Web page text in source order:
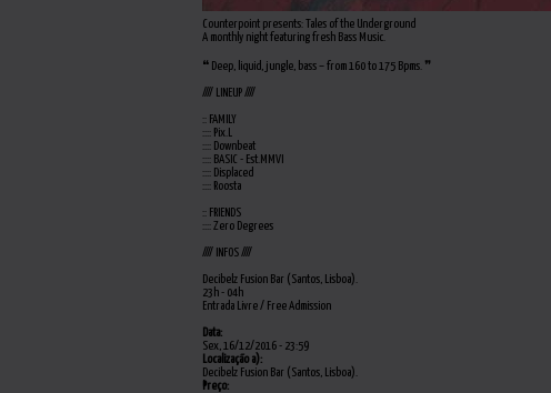
Counterpoint presents: Tales of the Underground
A monthly night featuring fresh Bass Music.
❝ Deep, liquid, jungle, bass – from 160 to 175 Bpms. ❞
//// LINEUP ////
:: FAMILY
:::: Pix.L
:::: Downbeat
:::: BASIC - Est.MMVI
:::: Displaced
:::: Roosta
:: FRIENDS
:::: Zero Degrees
//// INFOS ////
Decibelz Fusion Bar (Santos, Lisboa).
23h - 04h
Entrada Livre / Free Admission
Data:
Sex, 16/12/2016 - 23:59
Localização a):
Decibelz Fusion Bar (Santos, Lisboa).
Preço: